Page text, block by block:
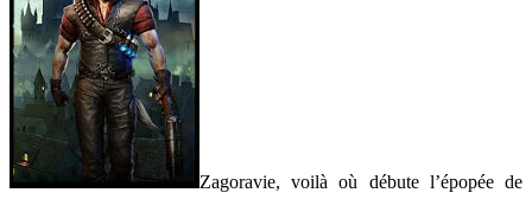
Zagoravie, voilà où débute l’épopée de